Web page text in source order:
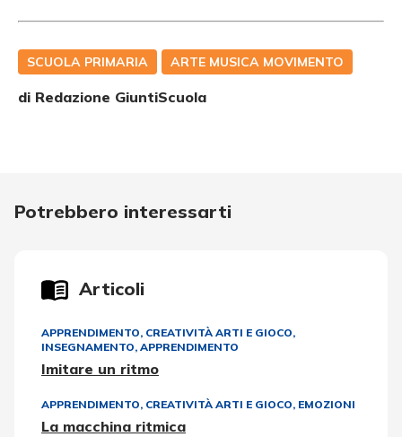
SCUOLA PRIMARIA ARTE MUSICA MOVIMENTO
di Redazione GiuntiScuola
Potrebbero interessarti
Articoli
APPRENDIMENTO, CREATIVITÀ ARTI E GIOCO,
INSEGNAMENTO, APPRENDIMENTO
Imitare un ritmo
APPRENDIMENTO, CREATIVITÀ ARTI E GIOCO, EMOZIONI
La macchina ritmica